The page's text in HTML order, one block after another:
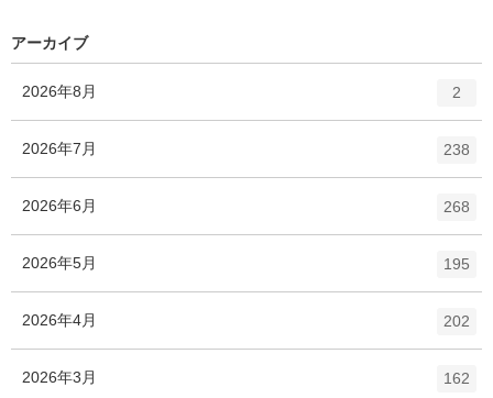
アーカイブ
2026年8月
ー
2
2026年7月
ー
238
2026年6月
ー
268
2026年5月
ー
195
2026年4月 202
2026年3月 162